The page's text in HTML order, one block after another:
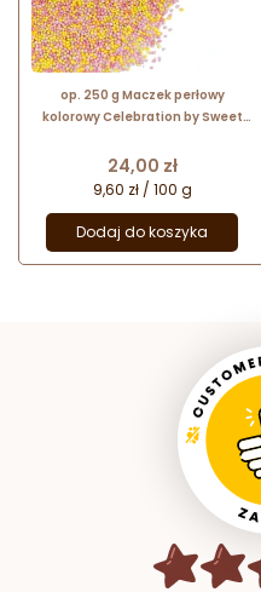
op. 250 g Maczek perłowy
kolorowy Celebration by Sweet
drobnych kuleczek cukrowych
Cena
24,00 zł
9,60 zł / 100 g
Dodaj do koszyka